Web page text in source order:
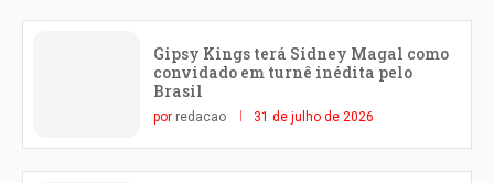
Gipsy Kings terá Sidney Magal como
convidado em turnê inédita pelo
Brasil
por redacao 31 de julho de 2026